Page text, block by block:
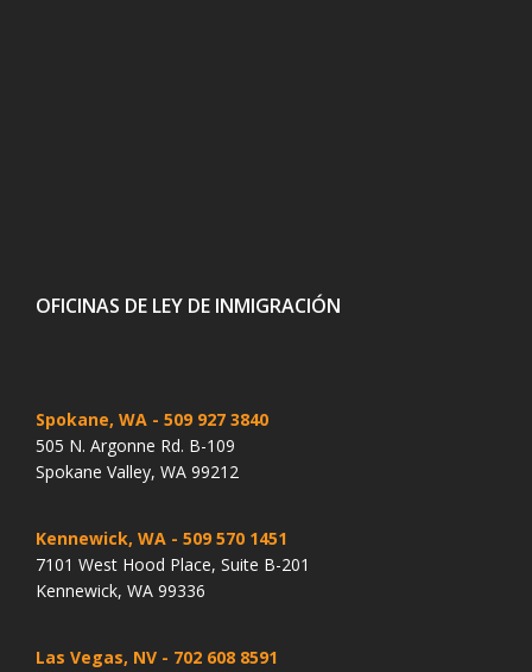
OFICINAS DE LEY DE INMIGRACIÓN
Spokane, WA - 509 927 3840
505 N. Argonne Rd. B-109
Spokane Valley, WA 99212
Kennewick, WA - 509 570 1451
7101 West Hood Place, Suite B-201
Kennewick, WA 99336
Las Vegas, NV - 702 608 8591